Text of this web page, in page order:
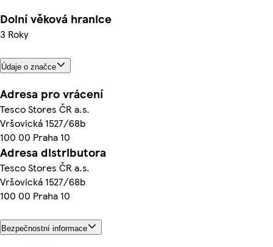
Dolní věková hranice
3 Roky
Údaje o značce
Adresa pro vrácení
Tesco Stores ČR a.s.
Vršovická 1527/68b
100 00 Praha 10
Adresa distributora
Tesco Stores ČR a.s.
Vršovická 1527/68b
100 00 Praha 10
Bezpečnostní informace